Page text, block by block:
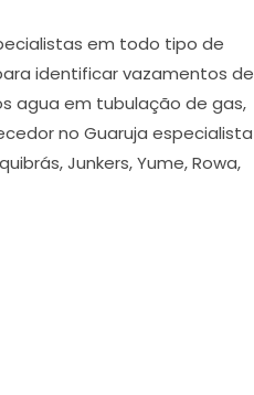
em todo tipo de
identificar vazamentos de
agua em tubulação de gas,
no Guaruja especialista
Junkers, Yume, Rowa,